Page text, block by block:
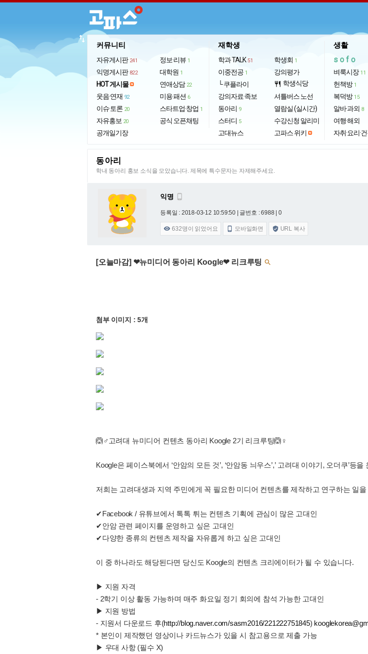
커뮤니티
자유게시판 241
익명게시판 822
HOT 게시물
웃음·연재 92
이슈·토론 20
자유홍보 20
공개일기장
정보·리뷰 1
대학원 1
연애상담 22
미용·패션 6
스타트업·창업 1
공식 오픈채팅
재학생
학과 TALK 51
이중전공 1
└ 쿠플라이
강의자료·족보
동아리 9
스터디 5
고대뉴스
학생회 1
강의평가
restaurant 학생식당
셔틀버스 노선
열람실 (실시간)
수강신청 알리미
고파스 위키
생활
sofo
벼룩시장 11
헌책방 1
복덕방 15
알바·과외 8
여행·해외
자취·요리·
import_export
동아리
학내 동아리 홍보 소식을 모았습니다. 제목에 특수문자는 자제해주세요.
익명 
등록일 : 2018-03-12 10:59:50 | 글번호 : 6988 | 0
 632명이 읽었어요  모바일화면  URL 복사
[오늘마감] ❤뉴미디어 동아리 Koogle❤ 리크루팅 
첨부 이미지 : 5개
🙆♂고려대 뉴미디어 컨텐츠 동아리 Koogle 2기 리크루팅🙆♀
Koogle은 페이스북에서 ‘안암의 모든 것’, ‘안암동 늬우스’,’ 고려대 이야기, 오더쿠’등
저희는 고려대생과 지역 주민에게 꼭 필요한 미디어 컨텐츠를 제작하고 연구하는 일
✔Facebook / 유튜브에서 톡톡 튀는 컨텐츠 기획에 관심이 많은 고대인
✔안암 관련 페이지를 운영하고 싶은 고대인
✔다양한 종류의 컨텐츠 제작을 자유롭게 하고 싶은 고대인
이 중 하나라도 해당된다면 당신도 Koogle의 컨텐츠 크리에이터가 될 수 있습니다.
▶ 지원 자격
- 2학기 이상 활동 가능하며 매주 화요일 정기 회의에 참석 가능한 고대인
▶ 지원 방법
- 지원서 다운로드 후(http://blog.naver.com/sasm2016/221222751845)
* 본인이 제작했던 영상이나 카드뉴스가 있을 시 참고용으로 제출 가능
▶ 우대 사항 (필수 X)